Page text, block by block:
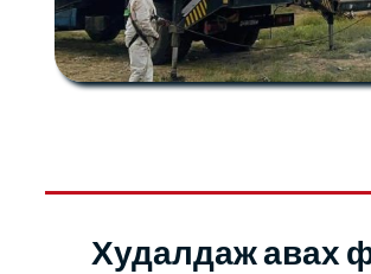
Худалдаж авах